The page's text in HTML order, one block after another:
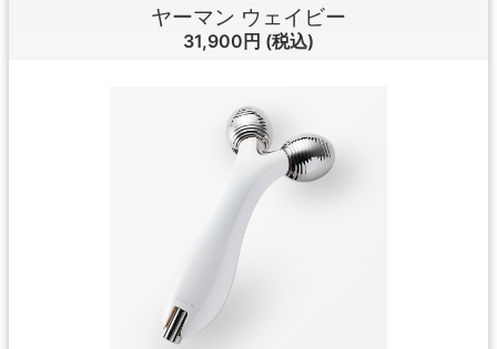
ヤーマン ウェイビー
31,900円 (税込)